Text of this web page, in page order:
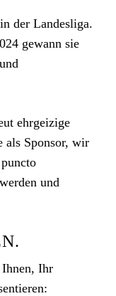
der Landesliga.
gewann sie
ehrgeizige
als Sponsor, wir
und
Ihr